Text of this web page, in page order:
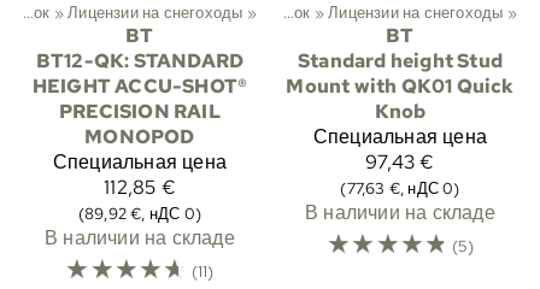
Опоры для винтовок ‪»Лицензии на снегоходы ‪»
BT
BT12-QK: STANDARD
HEIGHT ACCU-SHOT®
PRECISION RAIL
MONOPOD
Специальная цена
112,85 €
(89,92 €, нДС 0)
В наличии на складе
☆☆☆☆☆ (11)
‪»Охота ‪» Сошки ‪» Опоры для винтовок ‪»Лицензии на снегоходы ‪»
BT
Standard height Stud
Mount with QK01 Quick
Knob
Специальная цена
97,43 €
(77,63 €, нДС 0)
В наличии на складе
☆☆☆☆☆ (5)